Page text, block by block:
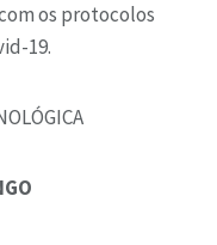
os protocolos
19.